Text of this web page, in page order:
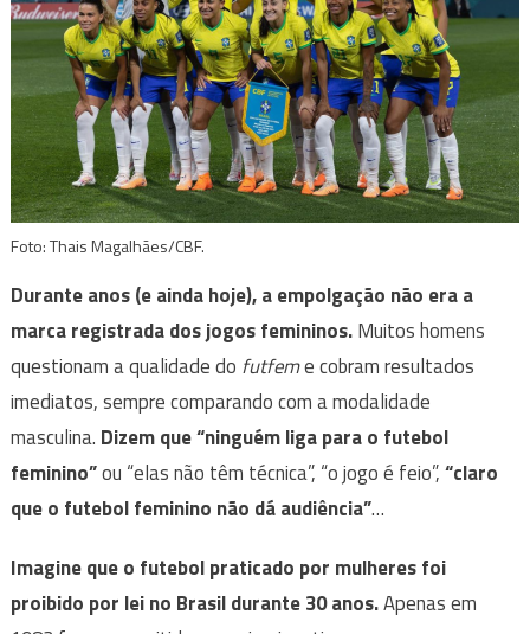
Foto: Thais Magalhães/CBF.
Durante anos (e ainda hoje), a empolgação não era a
marca registrada dos jogos femininos.Muitos homens
questionam a qualidade do futfeme cobram resultados
imediatos, sempre comparando com a modalidade
masculina. Dizem que “ninguém liga para o futebol
feminino”ou “elas não têm técnica”, “o jogo é feio”,“claro
que o futebol feminino não dá audiência”…
Imagine que o futebol praticado por mulheres foi
proibido por lei no Brasil durante 30 anos.Apenas em